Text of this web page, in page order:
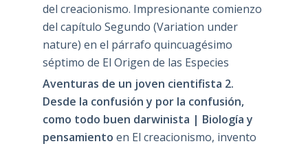
del creacionismo. Impresionante comienzo
del capítulo Segundo (Variation under
nature) en el párrafo quincuagésimo
séptimo de El Origen de las Especies
Aventuras de un joven cientifista 2.
Desde la confusión y por la confusión,
como todo buen darwinista | Biología y
pensamiento en El creacionismo, invento